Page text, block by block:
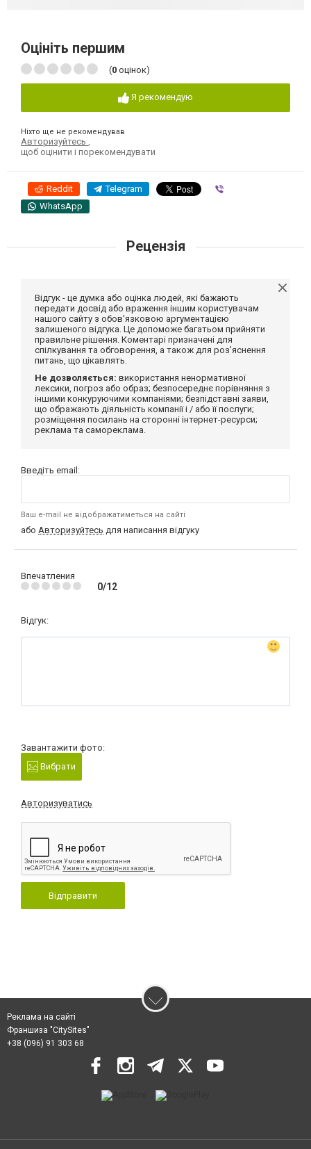
Оцініть першим
(0 оцінок)
Я рекомендую
Ніхто ще не рекомендував
Авторизуйтесь
щоб оцінити і порекомендувати
Reddit Telegram
WhatsApp
Рецензія
Відгук - це думка або оцінка людей, які бажають
передати досвід або враження іншим користувачам
нашого сайту з обов'язковою аргументацією
залишеного відгука. Це допоможе багатьом прийняти
правильне рішення. Коментарі призначені для
спілкування та обговорення, а також для роз'яснення
питань, що цікавлять.
Не дозволяється: використання ненормативної
лексики, погроз або образ; безпосереднє порівняння з
іншими конкуруючими компаніями; безпідставні заяви,
що ображають діяльність компанії і / або її послуги;
розміщення посилань на сторонні інтернет-ресурси;
реклама та самореклама.
Введіть email:
Ваш e-mail не відображатиметься на сайті
або Авторизуйтесь для написання відгуку
Впечатления
0/12
Відгук:
Завантажити фото:
Вибрати
Авторизуватись
Відправити
Реклама на сайті
Франшиза "CitySites"
+38 (096) 91 303 68